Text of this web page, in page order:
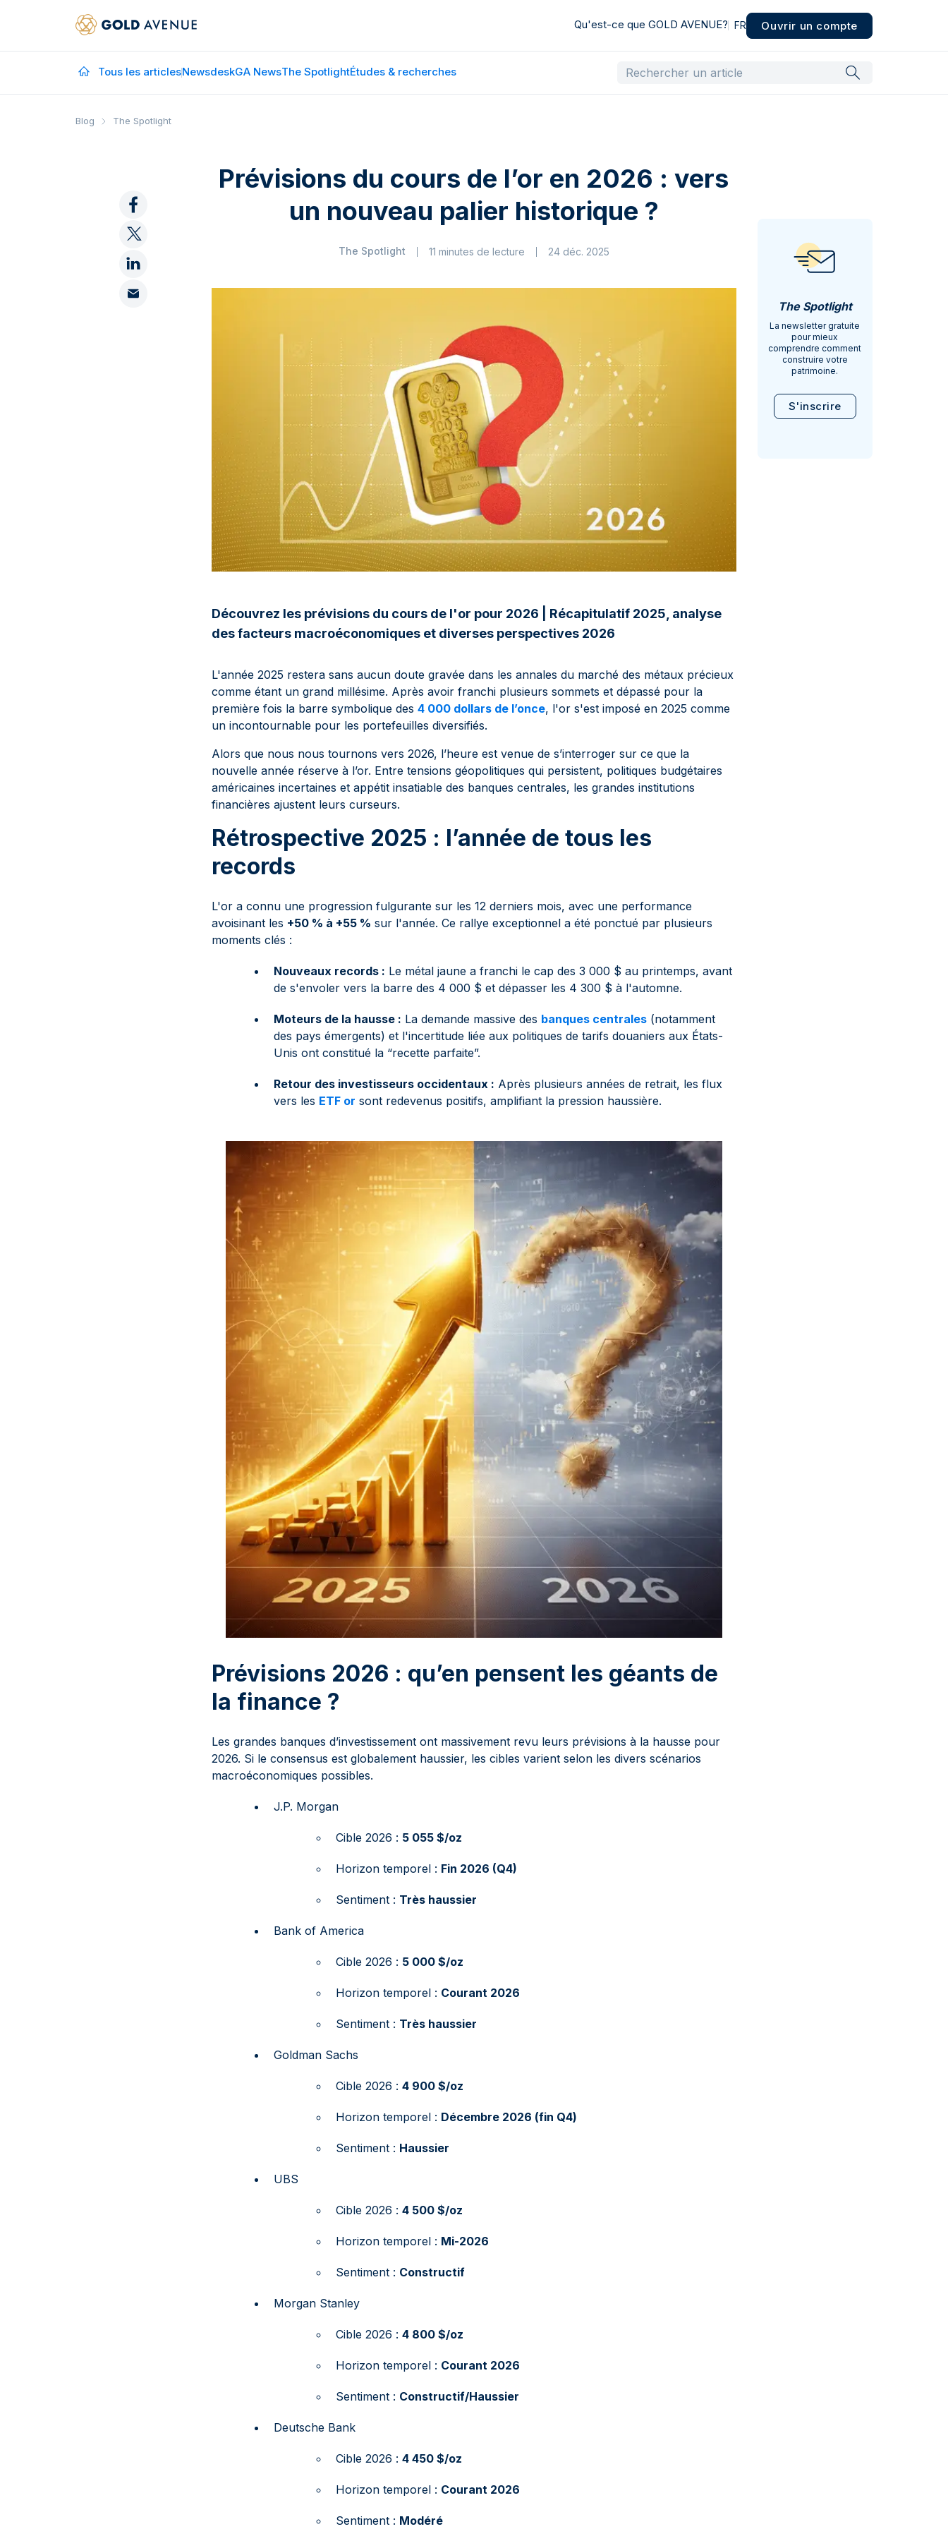
Qu'est-ce que GOLD AVENUE? FR Ouvrir un compte
Tous les articlesNewsdeskGA NewsThe SpotlightÉtudes & recherches
Blog The Spotlight
Prévisions du cours de l’or en 2026 : vers
un nouveau palier historique ?
The Spotlight 11 minutes de lecture 24 déc. 2025
Découvrez les prévisions du cours de l'or pour 2026 | Récapitulatif 2025, analyse
des facteurs macroéconomiques et diverses perspectives 2026
L'année 2025 restera sans aucun doute gravée dans les annales du marché des métaux précieux
comme étant un grand millésime. Après avoir franchi plusieurs sommets et dépassé pour la
première fois la barre symbolique des4 000 dollars de l’once, l'or s'est imposé en 2025 comme
un incontournable pour les portefeuilles diversifiés.
Alors que nous nous tournons vers 2026, l’heure est venue de s’interroger sur ce que la
nouvelle année réserve à l’or. Entre tensions géopolitiques qui persistent, politiques budgétaires
américaines incertaines et appétit insatiable des banques centrales, les grandes institutions
financières ajustent leurs curseurs.
Rétrospective 2025 : l’année de tous les
records
L'or a connu une progression fulgurante sur les 12 derniers mois, avec une performance
avoisinant les +50 % à +55 % sur l'année. Ce rallye exceptionnel a été ponctué par plusieurs
moments clés :
Nouveaux records : Le métal jaune a franchi le cap des 3 000 $ au printemps, avant
de s'envoler vers la barre des 4 000 $ et dépasser les 4 300 $ à l'automne.
Moteurs de la hausse : La demande massive des banques centrales (notamment
des pays émergents) et l'incertitude liée aux politiques de tarifs douaniers aux États-
Unis ont constitué la “recette parfaite”.
Retour des investisseurs occidentaux : Après plusieurs années de retrait, les flux
vers les ETF or sont redevenus positifs, amplifiant la pression haussière.
Prévisions 2026 : qu’en pensent les géants de
la finance ?
Les grandes banques d’investissement ont massivement revu leurs prévisions à la hausse pour
2026. Si le consensus est globalement haussier, les cibles varient selon les divers scénarios
macroéconomiques possibles.
J.P. Morgan
Cible 2026 : 5 055 $/oz
Horizon temporel : Fin 2026 (Q4)
Sentiment : Très haussier
Bank of America
Cible 2026 : 5 000 $/oz
Horizon temporel : Courant 2026
Sentiment : Très haussier
Goldman Sachs
Cible 2026 :4 900 $/oz
Horizon temporel : Décembre 2026 (fin Q4)
Sentiment : Haussier
UBS
Cible 2026 :4 500 $/oz
Horizon temporel : Mi-2026
Sentiment : Constructif
Morgan Stanley
Cible 2026 :4 800 $/oz
Horizon temporel : Courant 2026
Sentiment : Constructif/Haussier
Deutsche Bank
Cible 2026 :4 450 $/oz
Horizon temporel : Courant 2026
Sentiment : Modéré
The Spotlight
La newsletter gratuite
pour mieux
comprendre comment
construire votre
patrimoine.
S'inscrire